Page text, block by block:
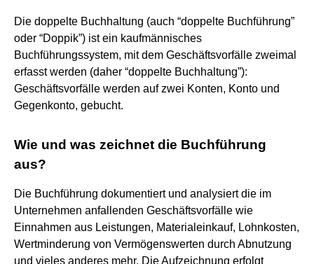
Die doppelte Buchhaltung (auch “doppelte Buchführung”
oder “Doppik”) ist ein kaufmännisches
Buchführungssystem, mit dem Geschäftsvorfälle zweimal
erfasst werden (daher “doppelte Buchhaltung”):
Geschäftsvorfälle werden auf zwei Konten, Konto und
Gegenkonto, gebucht.
Wie und was zeichnet die Buchführung
aus?
Die Buchführung dokumentiert und analysiert die im
Unternehmen anfallenden Geschäftsvorfälle wie
Einnahmen aus Leistungen, Materialeinkauf, Lohnkosten,
Wertminderung von Vermögenswerten durch Abnutzung
und vieles anderes mehr. Die Aufzeichnung erfolgt